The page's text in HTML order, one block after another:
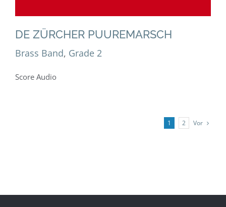
DE ZÜRCHER PUUREMARSCH
Brass Band, Grade 2
Score Audio
1 2 Vor